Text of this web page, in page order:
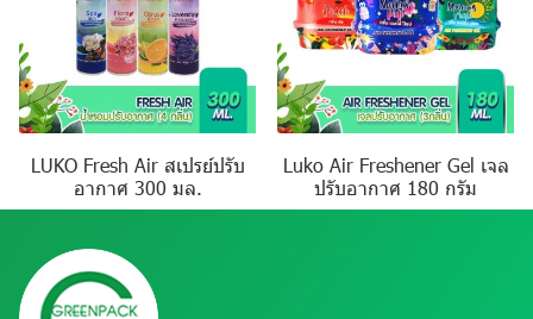
LUKO Fresh Air สเปรย์ปรับ
อากาศ 300 มล.
Luko Air Freshener Gel เจล
ปรับอากาศ 180 กรัม